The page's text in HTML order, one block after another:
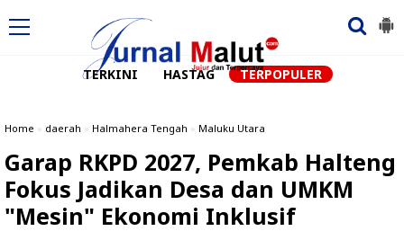
TERKINI HASTAG TERPOPULER
Home » daerah » Halmahera Tengah » Maluku Utara
Garap RKPD 2027, Pemkab Halteng
Fokus Jadikan Desa dan UMKM
"Mesin" Ekonomi Inklusif